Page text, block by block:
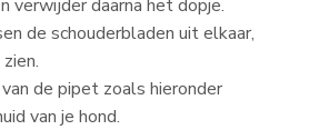
verwijder daarna het dopje.
de schouderbladen uit elkaar,
de pipet zoals hieronder
van je hond.